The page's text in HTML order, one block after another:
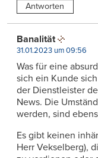
Antworten
Banalität
31.01.2023 um 09:56
Was für eine
sich ein Kunde
der Dienstleister
News. Die
werden, sind
Es gibt keinen
Herr Vekselberg),